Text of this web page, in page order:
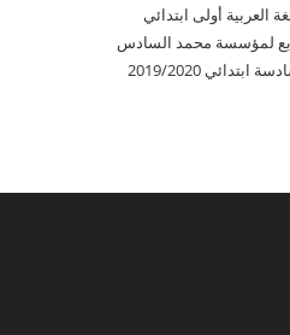
العربية أولى ابتدائي
لمؤسسة محمد السادس
2019/2020